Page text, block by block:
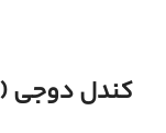
کندل دوجی (Doji) :